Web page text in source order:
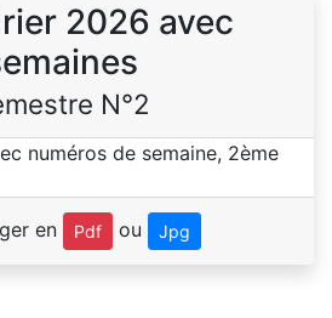
2026 avec
N°2
en Pdf ou Jpg